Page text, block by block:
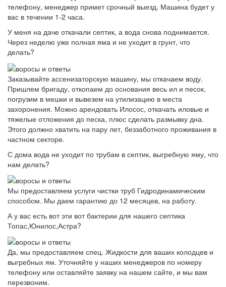
телефону, менеджер примет срочный выезд. Машина будет у
вас в течении 1-2 часа.
У меня на даче откачали септик, а вода снова поднимается.
Через неделю уже полная яма и не уходит в грунт, что
делать?
Заказывайте ассенизаторскую машину, мы откачаем воду.
Пришлем бригаду, откопаем до основания весь ил и песок,
погрузим в мешки и вывезем на утилизацию в места
захоронения. Можно арендовать Илосос, откачать иловые и
тяжелые отложения до песка, плюс сделать размывку дна.
Этого должно хватить на пару лет, беззаботного проживания в
частном секторе.
С дома вода не уходит по трубам в септик, выгребную яму, что
нам делать?
Мы предоставляем услуги чистки труб Гидродинамическим
способом. Мы даем гарантию до 12 месяцев, на работу.
А у вас есть вот эти вот бактерии для нашего септика
Топас,Юнилос,Астра?
Да, мы предоставляем спец. Жидкости для ваших колодцев и
выгребных ям. Уточняйте у наших менеджеров по номеру
телефону или оставляйте заявку на нашем сайте, и мы вам
перезвоним.